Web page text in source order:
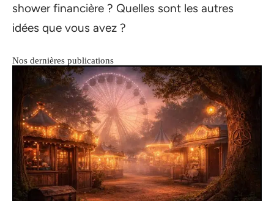
shower financière ? Quelles sont les autres
idées que vous avez ?
Nos dernières publications